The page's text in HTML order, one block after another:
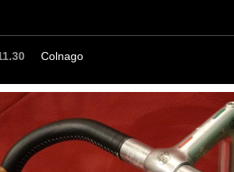
Colnago